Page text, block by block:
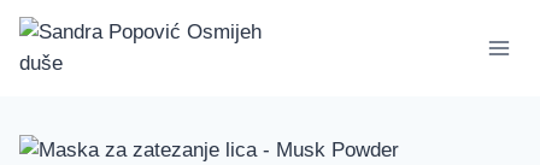
Skip
content